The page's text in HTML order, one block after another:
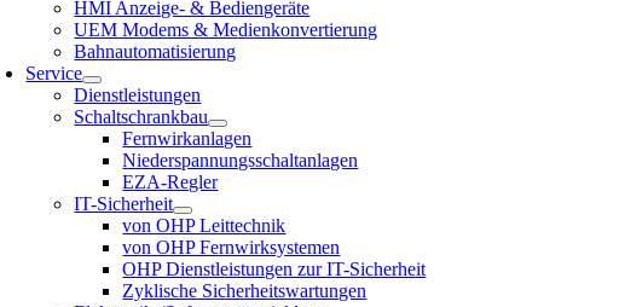
HMI Anzeige- & Bediengeräte
UEM Modems & Medienkonvertierung
Bahnautomatisierung
Service
Dienstleistungen
Schaltschrankbau
Fernwirkanlagen
Niederspannungsschaltanlagen
EZA-Regler
IT-Sicherheit
von OHP Leittechnik
von OHP Fernwirksystemen
OHP Dienstleistungen zur IT-Sicherheit
Zyklische Sicherheitswartungen